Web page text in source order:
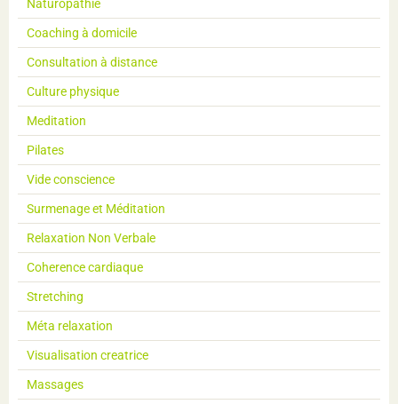
Naturopathie
Coaching à domicile
Consultation à distance
Culture physique
Meditation
Pilates
Vide conscience
Surmenage et Méditation
Relaxation Non Verbale
Coherence cardiaque
Stretching
Méta relaxation
Visualisation creatrice
Massages